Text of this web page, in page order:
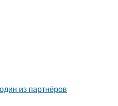
из партнёров